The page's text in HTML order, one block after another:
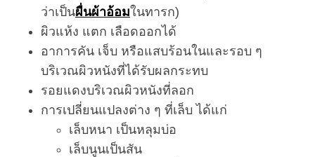
ว่าเป็นผื่นผ้าอ้อมในทารก)
ผิวแห้ง แตก เลือดออกได้
อาการคัน เจ็บ หรือแสบร้อนในและรอบ ๆ
บริเวณผิวหนังที่ได้รับผลกระทบ
รอยแดงบริเวณผิวหนังที่ลอก
การเปลี่ยนแปลงต่าง ๆ ที่เล็บ ได้แก่
เล็บหนา เป็นหลุมบ่อ
เล็บนูนเป็นสัน